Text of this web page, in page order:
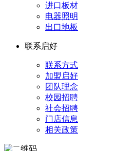
进口板材
电器照明
出口地板
联系启好
联系方式
加盟启好
团队理念
校园招聘
社会招聘
门店信息
相关政策